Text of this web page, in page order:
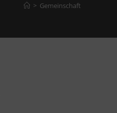
> Gemeinschaft